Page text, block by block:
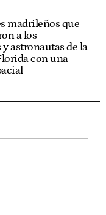
madrileños que
a los
astronautas de la
con una